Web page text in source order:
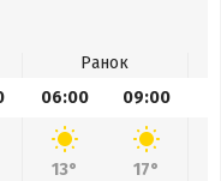
Ранок
06:00 09:00
13° 17°